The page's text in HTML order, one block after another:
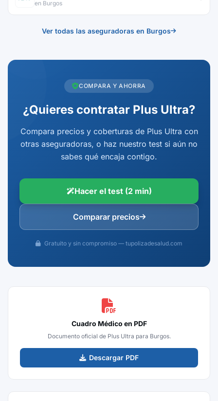
en Burgos
Ver todas las aseguradoras en Burgos
COMPARA Y AHORRA
¿Quieres contratar Plus Ultra?
Compara precios y coberturas de Plus Ultra con
otras aseguradoras, o haz nuestro test si aún no
sabes qué encaja contigo.
Hacer el test (2 min)
Comparar precios
Gratuito y sin compromiso — tupolizadesalud.com
Cuadro Médico en PDF
Documento oficial de Plus Ultra para Burgos.
Descargar PDF